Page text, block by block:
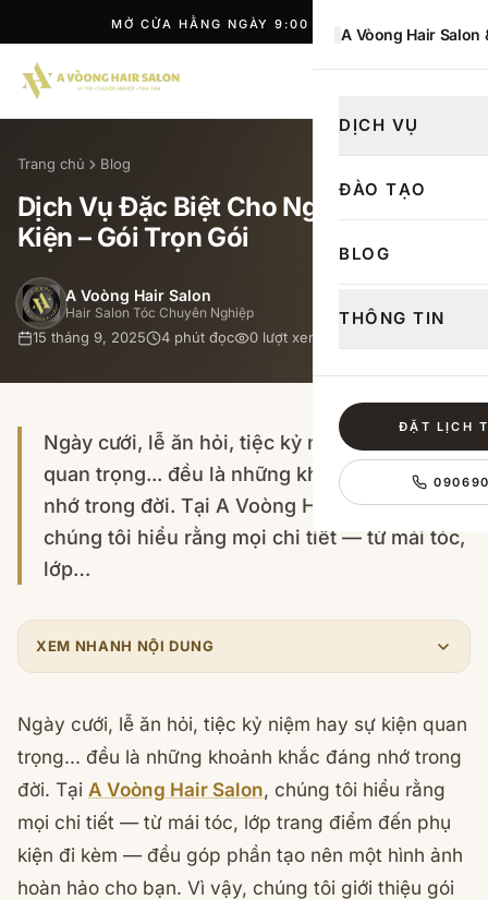
MỞ CỬA HẰNG NGÀY 9:00 — 21:00
A Vòong Hair Salon
DỊCH VỤ
ĐÀO TẠO
BLOG
THÔNG TIN
ĐẶT LỊCH
Trang chủ Blog
Dịch Vụ Đặc Biệt Cho Ngày Cưới, Sự
Kiện – Gói Trọn Gói
A Voòng Hair Salon
Hair Salon Tóc Chuyên Nghiệp
15 tháng 9, 2025 4 phút đọc 0 lượt xem
Ngày cưới, lễ ăn hỏi, tiệc kỷ niệm hay sự kiện
quan trọng... đều là những khoảnh khắc đáng
nhớ trong đời. Tại A Voòng Hair Salon ,
chúng tôi hiểu rằng mọi chi tiết — từ mái tóc,
lớp…
XEM NHANH NỘI DUNG
Ngày cưới, lễ ăn hỏi, tiệc kỷ niệm hay sự kiện quan
trọng... đều là những khoảnh khắc đáng nhớ trong
đời. Tại A Voòng Hair Salon, chúng tôi hiểu rằng
mọi chi tiết — từ mái tóc, lớp trang điểm đến phụ
kiện đi kèm — đều góp phần tạo nên một hình ảnh
hoàn hảo cho bạn. Vì vậy, chúng tôi giới thiệu gói